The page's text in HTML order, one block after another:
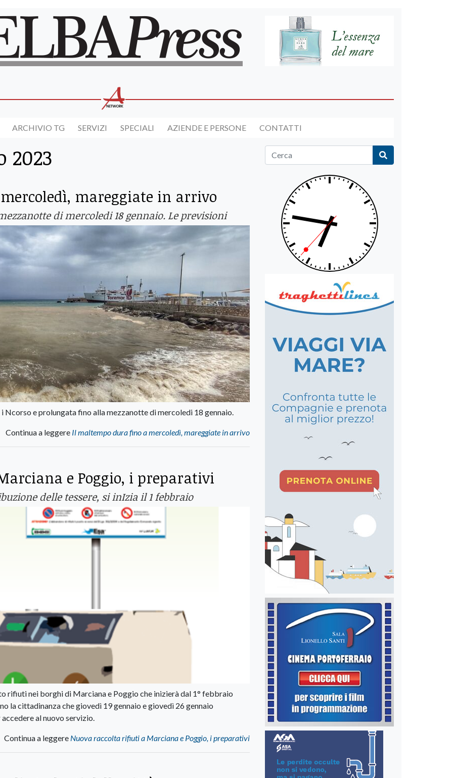
ARCHIVIO TG SERVIZI SPECIALI AZIENDE E PERSONE CONTATTI
2023
mareggiate in arrivo
di mercoledi 18 gennaio. Le previsioni
Ncorso e prolungata fino alla mezzanotte di mercoledi 18 gennaio.
Continua a leggere Il maltempo dura fino a mercoledì, mareggiate in arrivo
e Poggio, i preparativi
delle tessere, si inIzia il 1 febbraio
rifiuti nei borghi di Marciana e Poggio che inizierà dal 1° febbraio
la cittadinanza che giovedì 19 gennaio e giovedì 26 gennaio
al nuovo servizio.
Continua a leggere Nuova raccolta rifiuti a Marciana e Poggio, i preparativi